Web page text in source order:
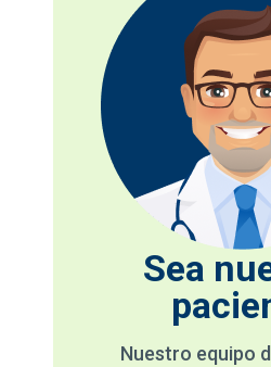
Sea
Nuestro equipo